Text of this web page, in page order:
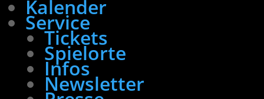
Kalender
Service
Tickets
Spielorte
Infos
Newsletter